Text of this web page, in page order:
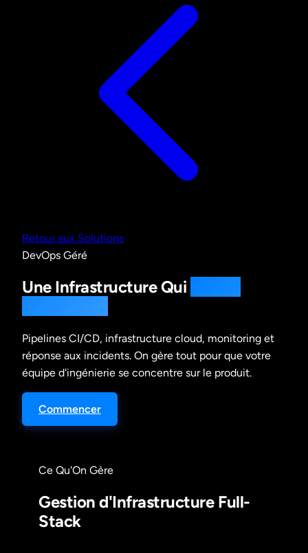
Retour aux Solutions
DevOps Géré
Une Infrastructure Qui
Pipelines CI/CD, infrastructure cloud, monitoring et
réponse aux incidents. On gère tout pour que votre
équipe d'ingénierie se concentre sur le produit.
Commencer
Ce Qu'On Gère
Gestion d'Infrastructure Full-
Stack